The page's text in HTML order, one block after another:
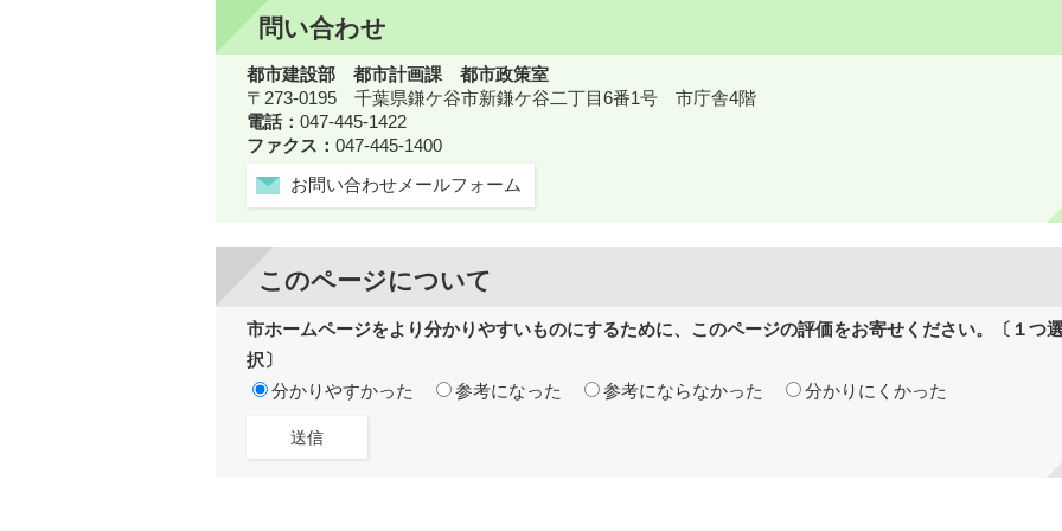
問い合わせ
都市建設部 都市計画課 都市政策室
〒273-0195 千葉県鎌ケ谷市新鎌ケ谷二丁目6番1号 市庁舎4階
電話： 047-445-1422
ファクス： 047-445-1400
お問い合わせメールフォーム
このページについて
市ホームページをより分かりやすいものにするために、このページの評価をお寄せください。〔１つ
択〕
分かりやすかった
参考になった 参考にならなかった 分かりにくかった